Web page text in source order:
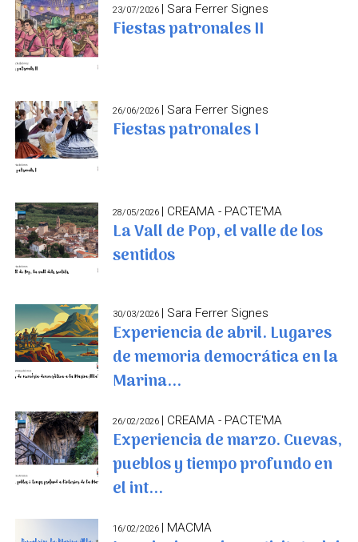
23/07/2026 | Sara Ferrer Signes
Fiestas patronales II
26/06/2026 | Sara Ferrer Signes
Fiestas patronales I
28/05/2026 | CREAMA - PACTE'MA
La Vall de Pop, el valle de los
sentidos
30/03/2026 | Sara Ferrer Signes
Experiencia de abril. Lugares
de memoria democrática en la
Marina...
26/02/2026 | CREAMA - PACTE'MA
Experiencia de marzo. Cuevas,
pueblos y tiempo profundo en
el int...
16/02/2026 | MACMA